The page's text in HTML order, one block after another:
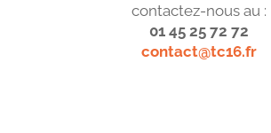
contactez-nous au :
01 45 25 72 72
contact@tc16.fr